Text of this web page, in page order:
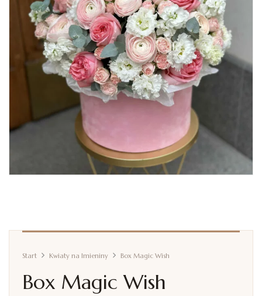
Start Kwiaty na Imieniny Box Magic Wish
Box Magic Wish